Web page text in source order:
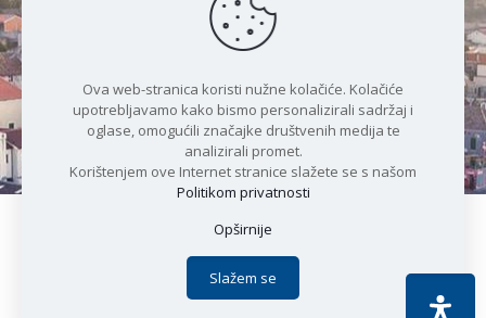
Čudesan spoj kristalnog mora i
prirode
Copyright © 2021 Općina Karlobag | Sva prava pridržana |
Politika privatnosti
Apoc IT
Ova web-stranica koristi nužne kolačiće. Kolačiće
upotrebljavamo kako bismo personalizirali sadržaj i
oglase, omogućili značajke društvenih medija te
analizirali promet.
Korištenjem ove Internet stranice slažete se s našom
Politikom privatnosti
Opširnije
Slažem se